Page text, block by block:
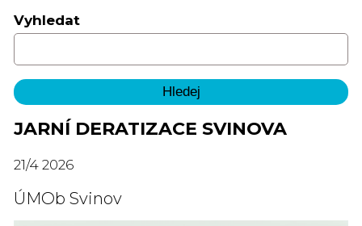
Vyhledat
JARNÍ DERATIZACE SVINOVA
21/4 2026
ÚMOb Svinov